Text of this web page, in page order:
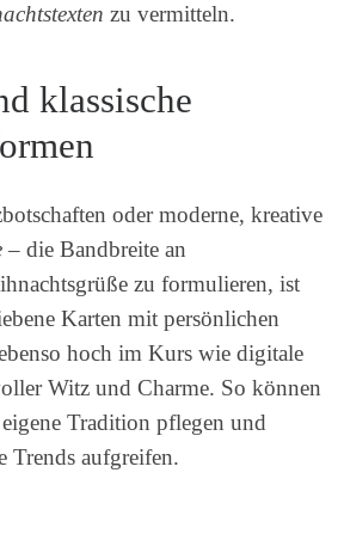
zu vermitteln.
klassische
oder moderne, kreative
– die Bandbreite an
zu formulieren, ist
Karten mit persönlichen
hoch im Kurs wie digitale
Witz und Charme. So können
Tradition pflegen und
Trends aufgreifen.